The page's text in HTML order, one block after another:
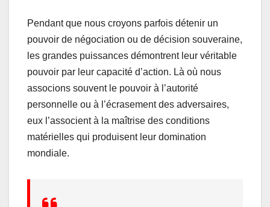
Pendant que nous croyons parfois détenir un
pouvoir de négociation ou de décision souveraine,
les grandes puissances démontrent leur véritable
pouvoir par leur capacité d’action. Là où nous
associons souvent le pouvoir à l’autorité
personnelle ou à l’écrasement des adversaires,
eux l’associent à la maîtrise des conditions
matérielles qui produisent leur domination
mondiale.